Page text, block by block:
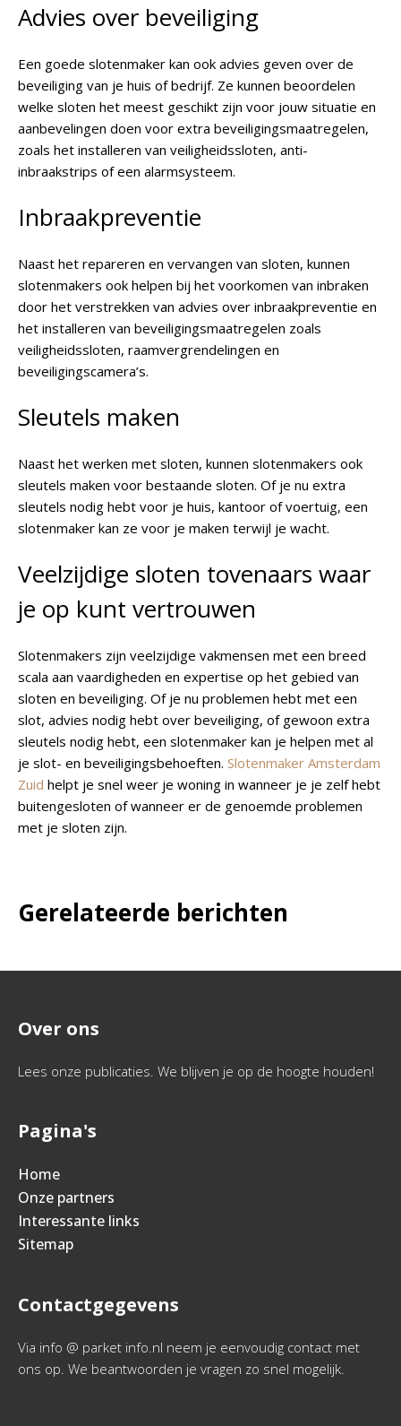
Advies over beveiliging
Een goede slotenmaker kan ook advies geven over de
beveiliging van je huis of bedrijf. Ze kunnen beoordelen
welke sloten het meest geschikt zijn voor jouw situatie en
aanbevelingen doen voor extra beveiligingsmaatregelen,
zoals het installeren van veiligheidssloten, anti-
inbraakstrips of een alarmsysteem.
Inbraakpreventie
Naast het repareren en vervangen van sloten, kunnen
slotenmakers ook helpen bij het voorkomen van inbraken
door het verstrekken van advies over inbraakpreventie en
het installeren van beveiligingsmaatregelen zoals
veiligheidssloten, raamvergrendelingen en
beveiligingscamera’s.
Sleutels maken
Naast het werken met sloten, kunnen slotenmakers ook
sleutels maken voor bestaande sloten. Of je nu extra
sleutels nodig hebt voor je huis, kantoor of voertuig, een
slotenmaker kan ze voor je maken terwijl je wacht.
Veelzijdige sloten tovenaars waar
je op kunt vertrouwen
Slotenmakers zijn veelzijdige vakmensen met een breed
scala aan vaardigheden en expertise op het gebied van
sloten en beveiliging. Of je nu problemen hebt met een
slot, advies nodig hebt over beveiliging, of gewoon extra
sleutels nodig hebt, een slotenmaker kan je helpen met al
je slot- en beveiligingsbehoeften. Slotenmaker Amsterdam
Zuid helpt je snel weer je woning in wanneer je je zelf hebt
buitengesloten of wanneer er de genoemde problemen
met je sloten zijn.
Gerelateerde berichten
Over ons
Lees onze publicaties. We blijven je op de hoogte houden!
Pagina's
Home
Onze partners
Interessante links
Sitemap
Contactgegevens
Via info @ parket info.nl neem je eenvoudig contact met
ons op. We beantwoorden je vragen zo snel mogelijk.